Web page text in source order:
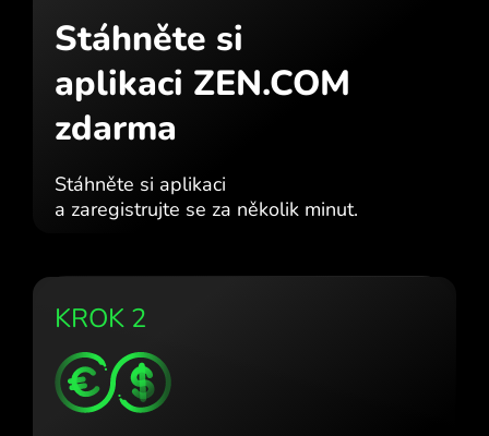
Stáhněte si
aplikaci ZEN.COM
zdarma
Stáhněte si aplikaci
a zaregistrujte se za několik minut.
KROK 2